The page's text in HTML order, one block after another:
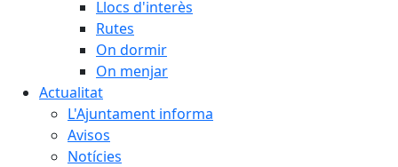
Llocs d'interès
Rutes
On dormir
On menjar
Actualitat
L'Ajuntament informa
Avisos
Notícies